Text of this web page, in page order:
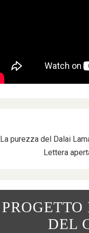
La purezza del Dalai
Lettera
DEL